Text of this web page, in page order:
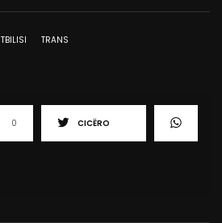
TBILISI TRANS
0 CICËRO